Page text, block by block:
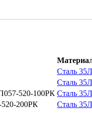
Сталь 35Л
Сталь 35Л
520-100РК Сталь 35Л
200РК
Сталь 35Л